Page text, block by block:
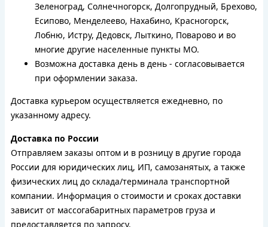
Зеленоград, Солнечногорск, Долгопрудный, Брехово,
Есипово, Менделеево, Нахабино, Красногорск,
Лобню, Истру, Дедовск, Лыткино, Поварово и во
многие другие населенные пункты МО.
Возможна доставка день в день - согласовывается
при оформлении заказа.
Доставка курьером осуществляется ежедневно, по
указанному адресу.
Доставка по России
Отправляем заказы оптом и в розницу в другие города
России для юридических лиц, ИП, самозанятых, а также
физических лиц до склада/терминала транспортной
компании. Информация о стоимости и сроках доставки
зависит от массогабаритных параметров груза и
предоставляется по запросу.